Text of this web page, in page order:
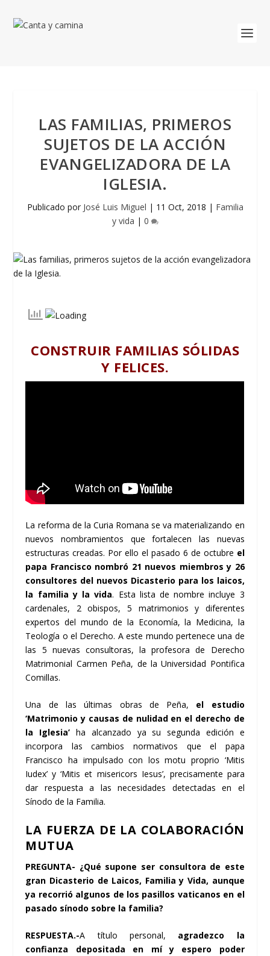
LAS FAMILIAS, PRIMEROS
SUJETOS DE LA ACCIÓN
EVANGELIZADORA DE LA
IGLESIA.
Publicado por José Luis Miguel | 11 Oct, 2018 | Familia
y vida | 0
CONSTRUIR FAMILIAS SÓLIDAS
Y FELICES.
La reforma de la Curia Romana se va materializando en
nuevos nombramientos que fortalecen las nuevas
estructuras creadas. Por ello el pasado 6 de octubre el
papa Francisco nombró 21 nuevos miembros y 26
consultores del nuevos Dicasterio para los laicos,
la familia y la vida. Esta lista de nombre incluye 3
cardenales, 2 obispos, 5 matrimonios y diferentes
expertos del mundo de la Economía, la Medicina, la
Teología o el Derecho. A este mundo pertenece una de
las 5 nuevas consultoras, la profesora de Derecho
Matrimonial Carmen Peña, de la Universidad Pontifica
Comillas.
Una de las últimas obras de Peña, el estudio
‘Matrimonio y causas de nulidad en el derecho de
la Iglesia’ ha alcanzado ya su segunda edición e
incorpora las cambios normativos que el papa
Francisco ha impulsado con los motu proprio ‘Mitis
Iudex’ y ‘Mitis et misericors Iesus’, precisamente para
dar respuesta a las necesidades detectadas en el
Sínodo de la Familia.
LA FUERZA DE LA COLABORACIÓN
MUTUA
PREGUNTA- ¿Qué supone ser consultora de este
gran Dicasterio de Laicos, Familia y Vida, aunque
ya recorrió algunos de los pasillos vaticanos en el
pasado sínodo sobre la familia?
RESPUESTA.-A título personal, agradezco la
confianza depositada en mí y espero poder